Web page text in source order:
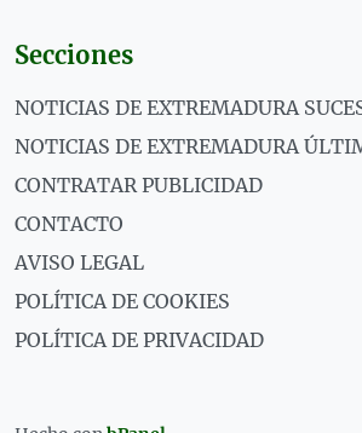
Secciones
NOTICIAS DE EXTREMADURA
NOTICIAS DE EXTREMADURA
CONTRATAR PUBLICIDAD
CONTACTO
AVISO LEGAL
POLÍTICA DE COOKIES
POLÍTICA DE PRIVACIDAD